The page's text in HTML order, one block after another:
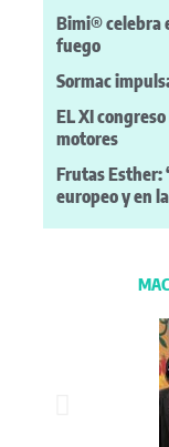
Bimi® celebra
fuego
Sormac
EL XI
motores
Frutas Esther:
europeo y en